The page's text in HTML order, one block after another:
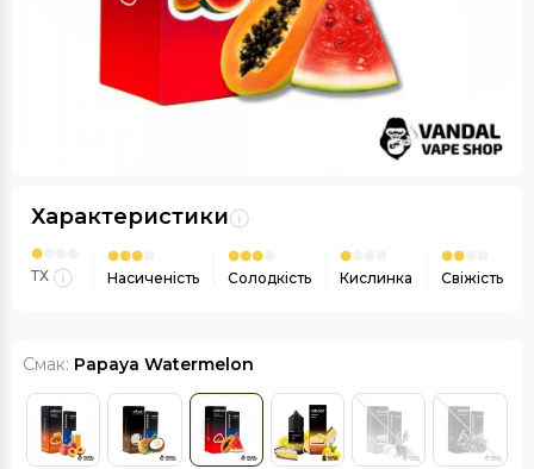
Характеристики
ТХ Насиченість Солодкість Кислинка Свіжість
Смак: Papaya Watermelon